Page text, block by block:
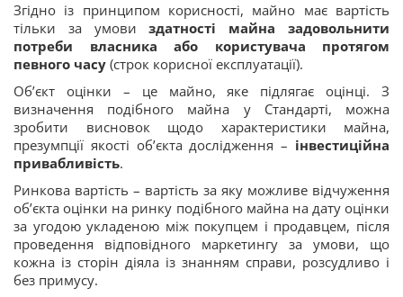
Згідно із принципом корисності, майно має вартість
тільки за умови здатності майна задовольнити
потреби власника або користувача протягом
певного часу (строк корисної експлуатації).
Об’єкт оцінки – це майно, яке підлягає оцінці. З
визначення подібного майна у Стандарті, можна
зробити висновок щодо характеристики майна,
презумпції якості об’єкта дослідження – інвестиційна
привабливість.
Ринкова вартість – вартість за яку можливе відчуження
об’єкта оцінки на ринку подібного майна на дату оцінки
за угодою укладеною між покупцем і продавцем, після
проведення відповідного маркетингу за умови, що
кожна із сторін діяла із знанням справи, розсудливо і
без примусу.